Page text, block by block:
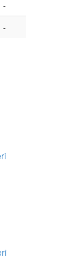
-
-